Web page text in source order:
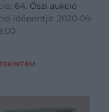
64. Őszi aukció
időpontja: 2020-09-